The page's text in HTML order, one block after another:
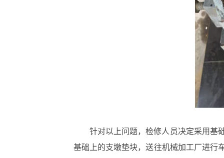
针对以上问题，检修人员决定采用基
基础上的支墩垫块，送往机械加工厂进行